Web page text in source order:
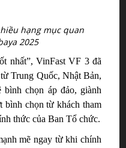
hạng mục quan
2025
nhất”, VinFast VF 3 đã
Trung Quốc, Nhật Bản,
bình chọn áp đảo, giành
bình chọn từ khách tham
thức của Ban Tổ chức.
mẽ ngay từ khi chính